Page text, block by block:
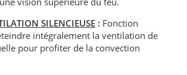
SILENCIEUSE : Fonction
intégralement la ventilation de
pour profiter de la convection